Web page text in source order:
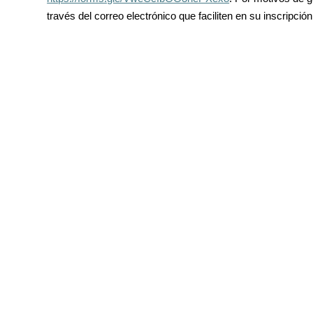
través del correo electrónico que faciliten en su